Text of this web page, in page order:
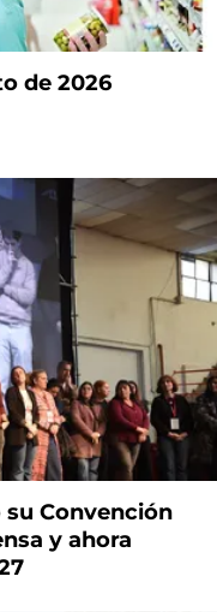
de 2026
su Convención
y ahora